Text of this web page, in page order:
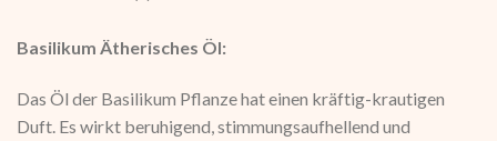
Basilikum Ätherisches Öl:
Das Öl der Basilikum Pflanze hat einen kräftig-krautigen
Duft. Es wirkt beruhigend, stimmungsaufhellend und